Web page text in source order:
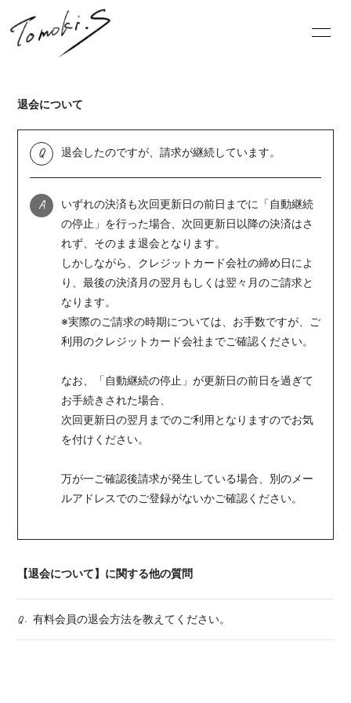
PROFILE
BLOG
MOVIE
PHOTO
Q&A
会員登録 ログイン
退会について
Q 退会したのですが、請求が継続しています。
A
いずれの決済も次回更新日の前日までに「自動継続
の停止」を行った場合、次回更新日以降の決済はさ
れず、そのまま退会となります。
しかしながら、クレジットカード会社の締め日によ
り、最後の決済月の翌月もしくは翌々月のご請求と
なります。
※実際のご請求の時期については、お手数ですが、ご
利用のクレジットカード会社までご確認ください。
なお、「自動継続の停止」が更新日の前日を過ぎて
お手続きされた場合、
次回更新日の翌月までのご利用となりますのでお気
を付けください。
万が一ご確認後請求が発生している場合、別のメー
ルアドレスでのご登録がないかご確認ください。
【退会について】に関する他の質問
Q. 有料会員の退会方法を教えてください。